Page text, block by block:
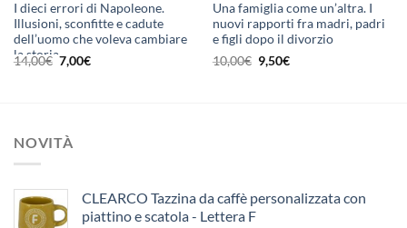
I dieci errori di Napoleone.
Illusioni, sconfitte e cadute
dell’uomo che voleva cambiare
la storia
14,00€ Il
prezzo
7,00€Il
Una famiglia come un’altra. I
nuovi rapporti fra madri, padri
e figli dopo il divorzio
10,00€ Il
prezzo
9,50€Il
NOVITÀ
CLEARCO Tazzina da caffè personalizzata con
piattino e scatola - Lettera F